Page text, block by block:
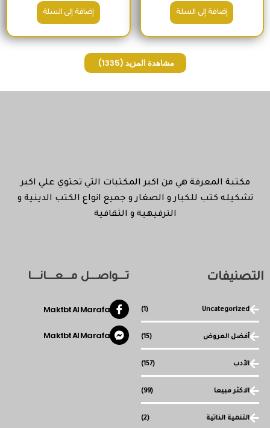
إضافة إلى السلة إضافة إلى السلة
مشاهدة المزيد (1335)
مكتبة المعرفة هي من اكبر المكتبات التي تحتوي علي اكبر
تشكيله كتب للكبار و الصغار و جميع انواع الكتب الدينية و
الترفيهية و الثقافية
التصنيفات
Uncategorized
(1)
أفضل العروض (15)
الأدب (157)
الاكثر مبيعا (99)
التنمية الذاتية (2)
تـــواصـــل مـــعـــانـــا
Maktbt Al Marafa
Maktbt Al Marafa